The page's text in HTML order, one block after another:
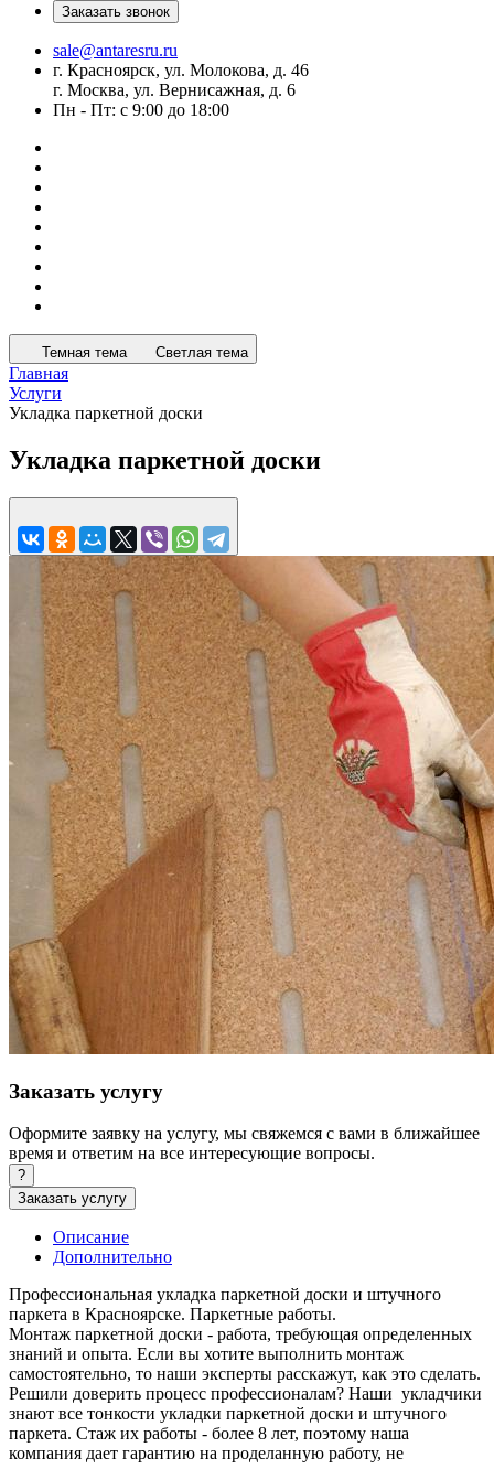
Заказать звонок
sale@antaresru.ru
г. Красноярск, ул. Молокова, д. 46
г. Москва, ул. Вернисажная, д. 6
Пн - Пт: с 9:00 до 18:00
Темная тема Светлая тема
Главная
Услуги
Укладка паркетной доски
Укладка паркетной доски
Заказать услугу
Оформите заявку на услугу, мы свяжемся с вами в ближайшее
время и ответим на все интересующие вопросы.
?
Заказать услугу
Описание
Дополнительно
Профессиональная укладка паркетной доски и штучного
паркета в Красноярске. Паркетные работы.
Монтаж паркетной доски - работа, требующая определенных
знаний и опыта. Если вы хотите выполнить монтаж
самостоятельно, то наши эксперты расскажут, как это сделать.
Решили доверить процесс профессионалам? Наши укладчики
знают все тонкости укладки паркетной доски и штучного
паркета. Стаж их работы - более 8 лет, поэтому наша
компания дает гарантию на проделанную работу, не